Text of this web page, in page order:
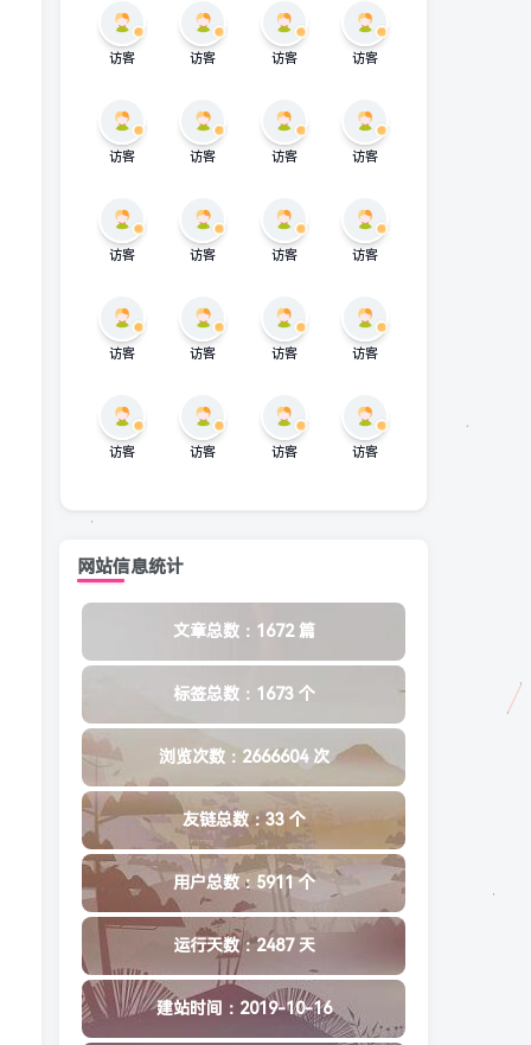
访客 访客 访客 访客
访客 访客 访客 访客
访客 访客 访客 访客
访客 访客 访客 访客
访客 访客 访客 访客
网站信息统计
文章总数：1672 篇
标签总数：1673 个
浏览次数：2666604 次
友链总数：33 个
用户总数：5911 个
运行天数：2487 天
建站时间：2019-10-16